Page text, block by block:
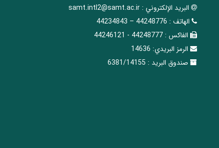
البريد الإلکتروني : samt.intl2@samt.ac.ir
الهاتف : 44248776 – 44234843
الفاکس : 44248777 - 44246121
الرمز البريدي: 14636
صندوق البريد : 6381/14155